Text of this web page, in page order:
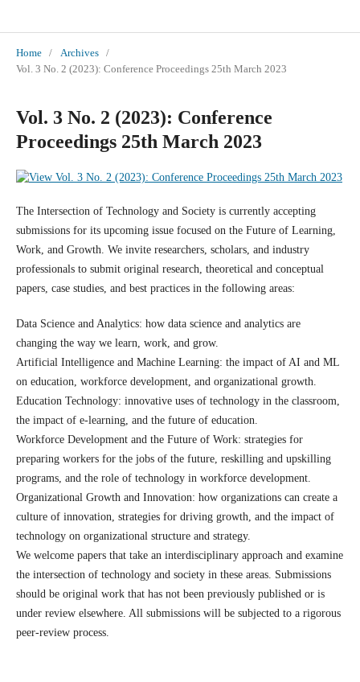
Home / Archives
/
Vol. 3 No. 2 (2023): Conference Proceedings 25th March 2023
Vol. 3 No. 2 (2023): Conference
Proceedings 25th March 2023
The Intersection of Technology and Society is currently accepting
submissions for its upcoming issue focused on the Future of Learning,
Work, and Growth. We invite researchers, scholars, and industry
professionals to submit original research, theoretical and conceptual
papers, case studies, and best practices in the following areas:
Data Science and Analytics: how data science and analytics are
changing the way we learn, work, and grow.
Artificial Intelligence and Machine Learning: the impact of AI and ML
on education, workforce development, and organizational growth.
Education Technology: innovative uses of technology in the classroom,
the impact of e-learning, and the future of education.
Workforce Development and the Future of Work: strategies for
preparing workers for the jobs of the future, reskilling and upskilling
programs, and the role of technology in workforce development.
Organizational Growth and Innovation: how organizations can create a
culture of innovation, strategies for driving growth, and the impact of
technology on organizational structure and strategy.
We welcome papers that take an interdisciplinary approach and examine
the intersection of technology and society in these areas. Submissions
should be original work that has not been previously published or is
under review elsewhere. All submissions will be subjected to a rigorous
peer-review process.